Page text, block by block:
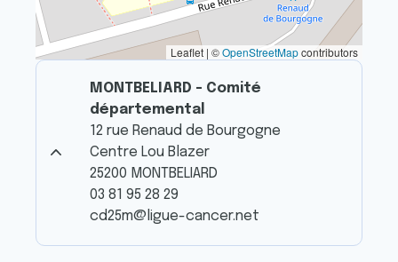
Leaflet | ©OpenStreetMapcontributors
MONTBELIARD - Comité
départemental
12 rue Renaud de Bourgogne
Centre Lou Blazer
25200 MONTBELIARD
03 81 95 28 29
cd25m@ligue-cancer.net